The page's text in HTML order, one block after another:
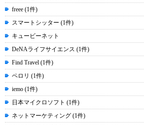
freee (1件)
スマートシッター (1件)
キュービーネット
DeNAライフサイエンス (1件)
Find Travel (1件)
ペロリ (1件)
iemo (1件)
日本マイクロソフト (1件)
ネットマーケティング (1件)